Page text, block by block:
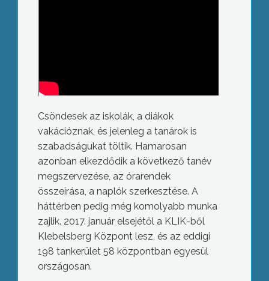
Csöndesek az iskolák, a diákok
vakációznak, és jelenleg a tanárok is
szabadságukat töltik. Hamarosan
azonban elkezdődik a következő tanév
megszervezése, az órarendek
összeírása, a naplók szerkesztése. A
háttérben pedig még komolyabb munka
zajlik. 2017. január elsejétől a KLIK-ből
Klebelsberg Központ lesz, és az eddigi
198 tankerület 58 központban egyesül
országosan.